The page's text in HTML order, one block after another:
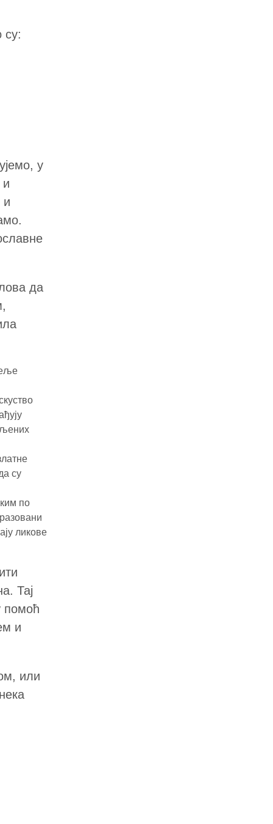
су:
у
и
да
су
по
ликове
Тај
помоћ
и
или